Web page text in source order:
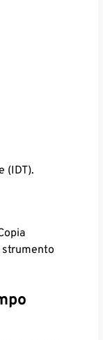
(IDT).
strumento